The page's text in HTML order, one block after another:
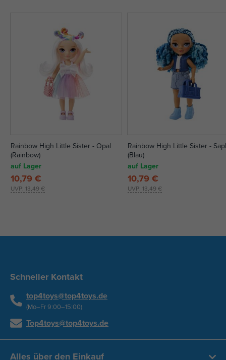
Rainbow High Little Sister - Opal
(Rainbow)
auf Lager
UVP: 13,49 €
10,79 €
Rainbow High Little Sister -
(Blau)
auf Lager
UVP: 13,49 €
10,79 €
Schneller Kontakt
top4toys@top4toys.de
(Mo–Fr 9:00–15:00)
Top4toys@top4toys.de
Alles über den Einkauf